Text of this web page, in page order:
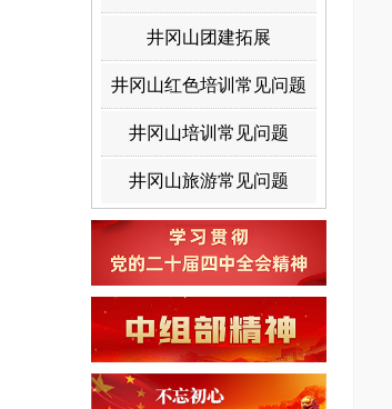
井冈山团建拓展
井冈山红色培训常见问题
井冈山培训常见问题
井冈山旅游常见问题